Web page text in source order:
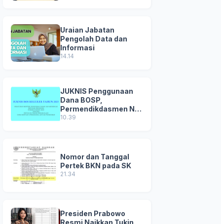
Uraian Jabatan
Pengolah Data dan
Informasi
14.14
JUKNIS Penggunaan
Dana BOSP,
Permendikdasmen No
8 Tahun 2025
10.39
Nomor dan Tanggal
Pertek BKN pada SK
21.34
Presiden Prabowo
Resmi Naikkan Tukin